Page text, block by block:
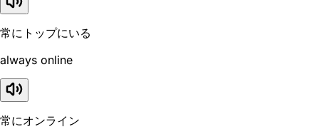
常にトップにいる
always online
常にオンライン